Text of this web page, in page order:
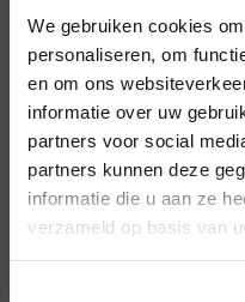
We gebruiken cookies
personaliseren, om
en om ons
informatie over uw
partners voor social
partners kunnen deze
informatie die u aan ze
verzameld op basis van
Voor al uw
partijen
Hansen
evenementen van
Lees verder